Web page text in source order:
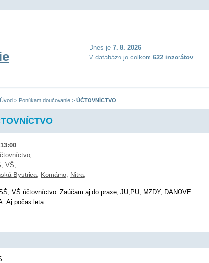
Dnes je 7. 8. 2026
V databáze je celkom 622 inzerátov.
Úvod > Ponúkam doučovanie > ÚČTOVNÍCTVO
,
, VŠ,
Bystrica, Komárno, Nitra,
VŠ účtovníctvo. Zaúčam aj do praxe, JU,PU, MZDY, DANOVE
Aj počas leta.